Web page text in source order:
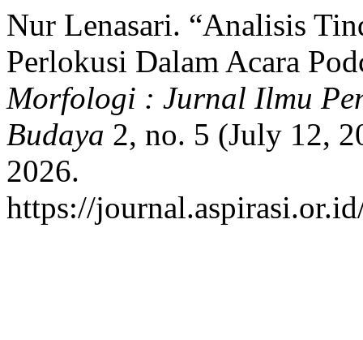
Nur Lenasari. “Analisis
Perlokusi Dalam Acara
Morfologi : Jurnal Ilmu
Budaya 2, no. 5 (July 12,
2026.
https://